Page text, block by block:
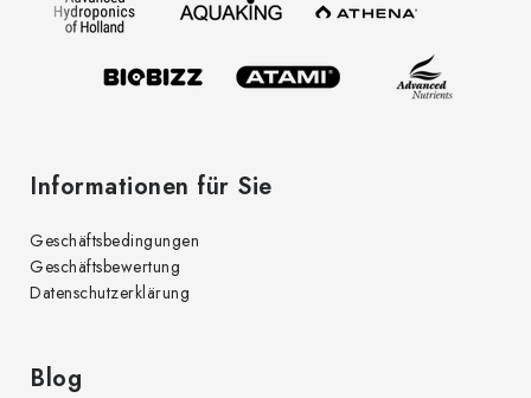
Informationen für Sie
Geschäftsbedingungen
Geschäftsbewertung
Datenschutzerklärung
Blog